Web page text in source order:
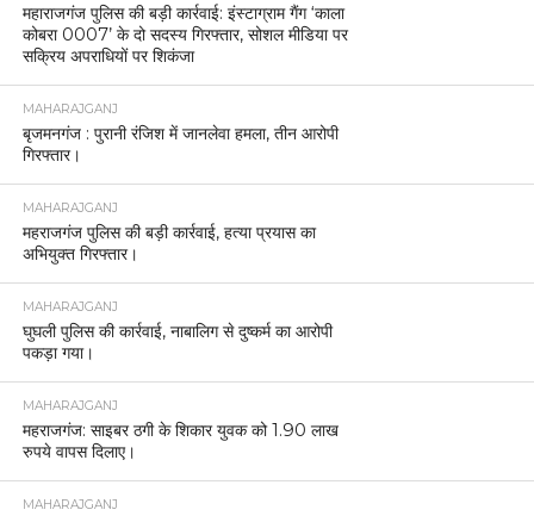
महाराजगंज पुलिस की बड़ी कार्रवाई: इंस्टाग्राम गैंग ‘काला
कोबरा 0007’ के दो सदस्य गिरफ्तार, सोशल मीडिया पर
सक्रिय अपराधियों पर शिकंजा
MAHARAJGANJ
बृजमनगंज : पुरानी रंजिश में जानलेवा हमला, तीन आरोपी
गिरफ्तार।
MAHARAJGANJ
महराजगंज पुलिस की बड़ी कार्रवाई, हत्या प्रयास का
अभियुक्त गिरफ्तार।
MAHARAJGANJ
घुघली पुलिस की कार्रवाई, नाबालिग से दुष्कर्म का आरोपी
पकड़ा गया।
MAHARAJGANJ
महराजगंज: साइबर ठगी के शिकार युवक को 1.90 लाख
रुपये वापस दिलाए।
MAHARAJGANJ